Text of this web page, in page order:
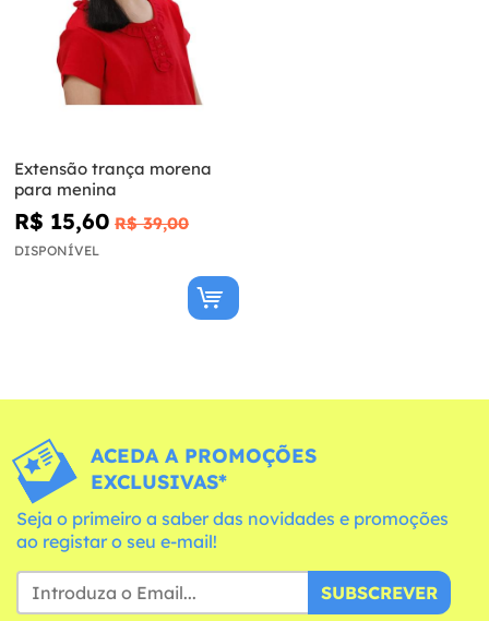
Extensão trança morena
para menina
R$ 15,60 R$ 39,00
DISPONÍVEL
ACEDA A PROMOÇÕES
EXCLUSIVAS*
Seja o primeiro a saber das novidades e promoções
ao registar o seu e-mail!
SUBSCREVER